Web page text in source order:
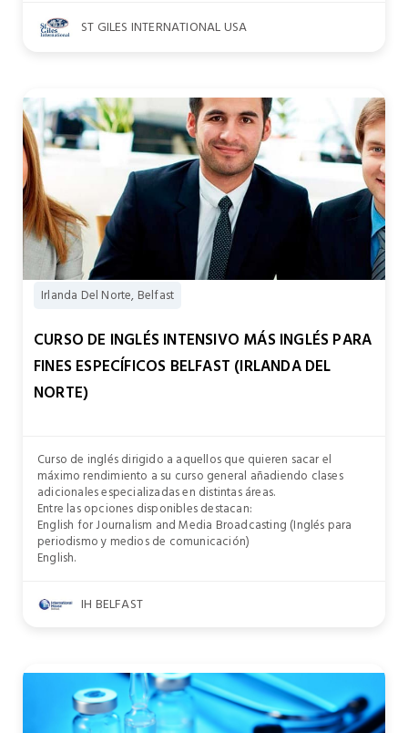
ST GILES INTERNATIONAL USA
Irlanda Del Norte, Belfast
CURSO DE INGLÉS INTENSIVO MÁS INGLÉS PARA
FINES ESPECÍFICOS BELFAST (IRLANDA DEL
NORTE)
Curso de inglés dirigido a aquellos que quieren sacar el
máximo rendimiento a su curso general añadiendo clases
adicionales especializadas en distintas áreas.
Entre las opciones disponibles destacan:
English for Journalism and Media Broadcasting (Inglés para
periodismo y medios de comunicación)
English.
IH BELFAST